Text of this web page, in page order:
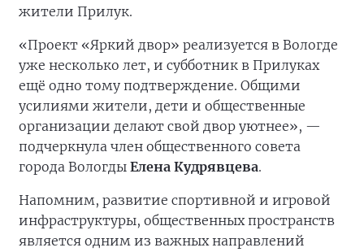
жители Прилук.
«Проект «Яркий двор» реализуется в Вологде
уже несколько лет, и субботник в Прилуках
ещё одно тому подтверждение. Общими
усилиями жители, дети и общественные
организации делают свой двор уютнее», —
подчеркнула член общественного совета
города Вологды Елена Кудрявцева.
Напомним, развитие спортивной и игровой
инфраструктуры, общественных пространств
является одним из важных направлений